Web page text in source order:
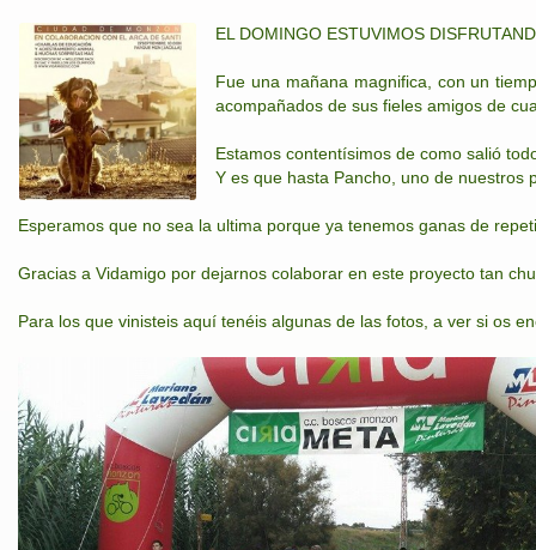
EL DOMINGO ESTUVIMOS
Fue una mañana magnifica, con un
acompañados de sus fieles amigos de
Estamos contentísimos de como salió
Y es que hasta Pancho, uno de nuestros
Esperamos que no sea la ultima porque ya tenemos ganas de
Gracias a Vidamigo por dejarnos colaborar en este proyecto tan
Para los que vinisteis aquí tenéis algunas de las fotos, a ver si os